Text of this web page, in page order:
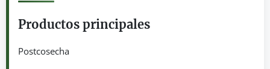
Productos principales
Postcosecha